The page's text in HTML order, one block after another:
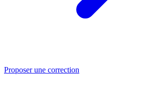
Proposer une correction